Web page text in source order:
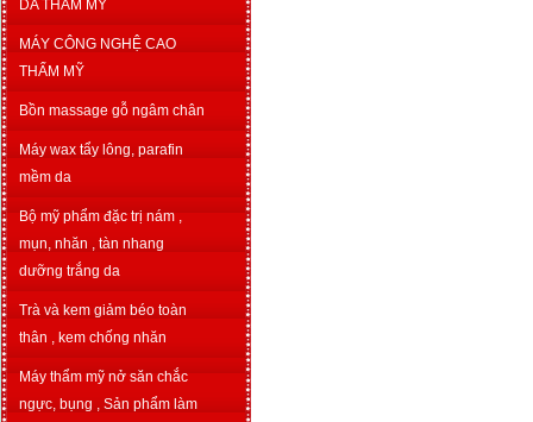
DA THẨM MỸ
MÁY CÔNG NGHỆ CAO
THẨM MỸ
Bồn massage gỗ ngâm chân
Máy wax tẩy lông, parafin
mềm da
Bộ mỹ phẩm đặc trị nám ,
mụn, nhăn , tàn nhang
dưỡng trắng da
Trà và kem giảm béo toàn
thân , kem chống nhăn
Máy thẩm mỹ nở săn chắc
ngực, bụng , Sản phẩm làm